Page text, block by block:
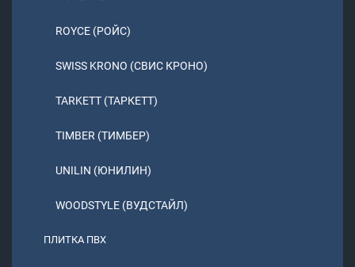
ROYCE (РОЙС)
SWISS KRONO (СВИС КРОНО)
TARKETT (ТАРКЕТТ)
TIMBER (ТИМБЕР)
UNILIN (ЮНИЛИН)
WOODSTYLE (ВУДСТАЙЛ)
ПЛИТКА ПВХ